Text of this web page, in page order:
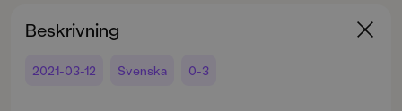
Beskrivning
2021-03-12 Svenska 0-3